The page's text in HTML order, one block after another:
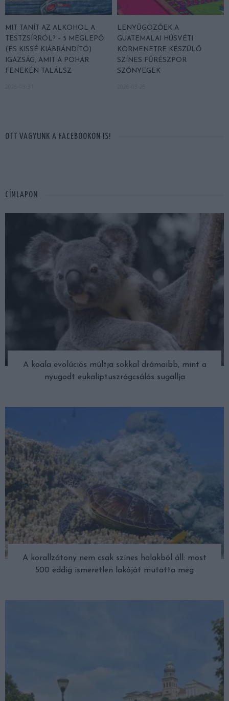
MIT TANÍT AZ ALKOHOL A
TESTZSÍRRÓL? – 5 MEGLEPŐ
(ÉS KISSÉ KIÁBRÁNDÍTÓ)
IGAZSÁG, AMIT A POHÁR
FENEKÉN TALÁLSZ
LENYŰGÖZŐEK A
GUATEMALAI HÚSVÉTI
KÖRMENETRE KÉSZÜLŐ
SZÍNES FŰRÉSZPOR
SZŐNYEGEK
OTT VAGYUNK A FACEBOOKON IS!
CÍMLAPON
A koala evolúciós múltja sokkal drámaibb, mint a
nyugodt eukaliptuszrágcsálás sugallja
A korallzátony nem csak színes halakból áll: most
500 eddig ismeretlen lakóját mutatta meg